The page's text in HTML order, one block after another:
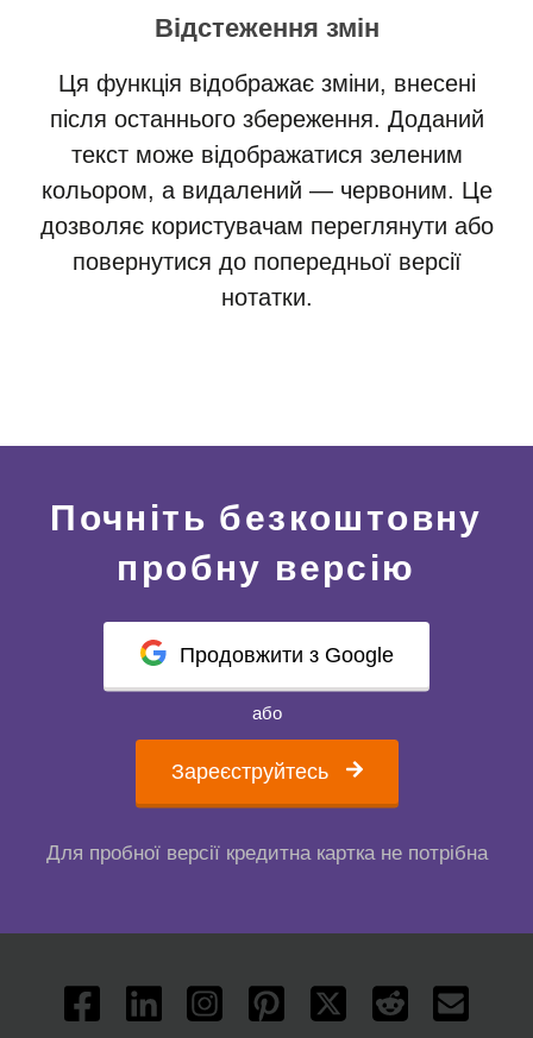
Відстеження змін
Ця функція відображає зміни, внесені
після останнього збереження. Доданий
текст може відображатися зеленим
кольором, а видалений — червоним. Це
дозволяє користувачам переглянути або
повернутися до попередньої версії
нотатки.
Почніть безкоштовну
пробну версію
Продовжити з Google
або
Зареєструйтесь
Для пробної версії кредитна картка не потрібна